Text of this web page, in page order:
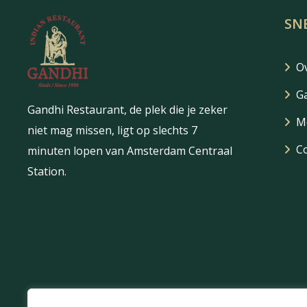
paginering
Gandhi Restaurant, de plek die je zeker
niet mag missen, ligt op slechts 7
minuten lopen van Amsterdam Centraal
Station.